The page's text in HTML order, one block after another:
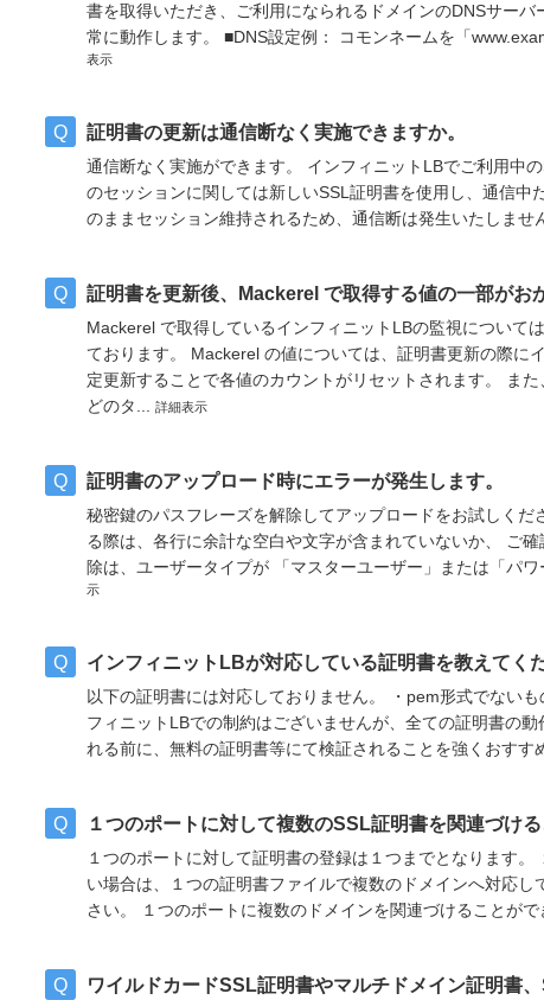
書を取得いただき、ご利用になられるドメインのDNSサー
常に動作します。 ■DNS設定例： コモンネームを「
表示
証明書の更新は通信断なく実施できますか。
通信断なく実施ができます。 インフィニットLBでご利用中
のセッションに関しては新しいSSL証明書を使用し、通信中
のままセッション維持されるため、通信断は発生いたしませ
証明書を更新後、Mackerel で取得する値の一部がお
Mackerel で取得しているインフィニットLBの監視について
ております。 Mackerel の値については、証明書更新の際に
定更新することで各値のカウントがリセットされます。 ま
どのタ... 詳細表示
証明書のアップロード時にエラーが発生します。
秘密鍵のパスフレーズを解除してアップロードをお試しく
る際は、各行に余計な空白や文字が含まれていないか、 ご
除は、ユーザータイプが 「マスターユーザー」または「パ
示
インフィニットLBが対応している証明書を教えてくだ
以下の証明書には対応しておりません。 ・pem形式でない
フィニットLBでの制約はございませんが、全ての証明書の
れる前に、無料の証明書等にて検証されることを強くおすす
１つのポートに対して複数のSSL証明書を関連づけ
１つのポートに対して証明書の登録は１つまでとなります
い場合は、１つの証明書ファイルで複数のドメインへ対応
さい。 １つのポートに複数のドメインを関連づけることがで
ワイルドカードSSL証明書やマルチドメイン証明書